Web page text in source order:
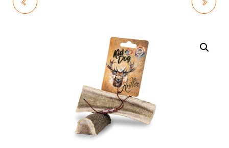
A02425 KIDDOG ANTLER,
UCHO WOŁOWE - JUMBO
XXL